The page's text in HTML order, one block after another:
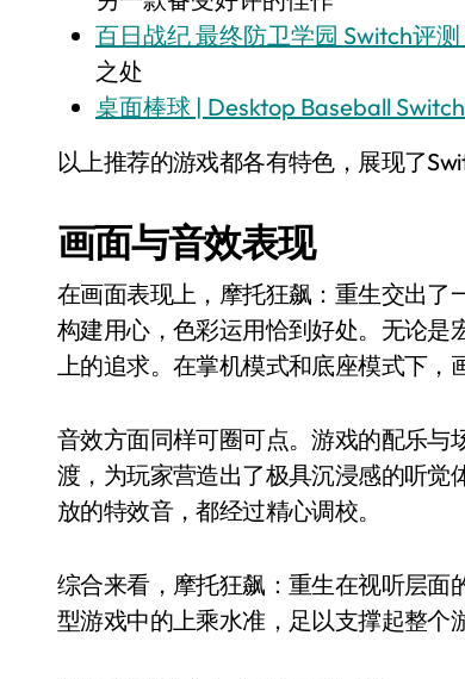
百日战纪 最终防卫学园 Switch评
之处
桌面棒球 | Desktop Baseball
以上推荐的游戏都各有特色，展现了
画面与音效表现
在画面表现上，摩托狂飙：重生交出
构建用心，色彩运用恰到好处。无论
上的追求。在掌机模式和底座模式下，
音效方面同样可圈可点。游戏的配乐与
渡，为玩家营造出了极具沉浸感的听觉
放的特效音，都经过精心调校。
综合来看，摩托狂飙：重生在视听层
型游戏中的上乘水准，足以支撑起整个